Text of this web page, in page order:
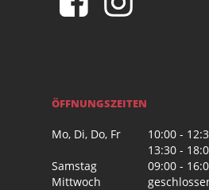
ÖFFNUNGSZEITEN
Mo, Di, Do, Fr
10:00 -
13:30 -
Samstag
09:00 -
Mittwoch